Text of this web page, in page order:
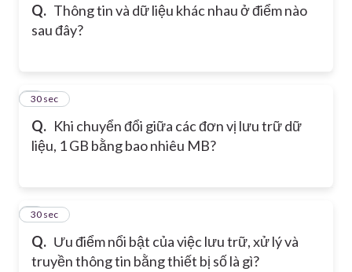
Q. Thông tin và dữ liệu khác nhau ở điểm nào
sau đây?
Q. Khi chuyển đổi giữa các đơn vị lưu trữ dữ
liệu, 1 GB bằng bao nhiêu MB?
2
30 sec
Q. Ưu điểm nổi bật của việc lưu trữ, xử lý và
truyền thông tin bằng thiết bị số là gì?
3
30 sec